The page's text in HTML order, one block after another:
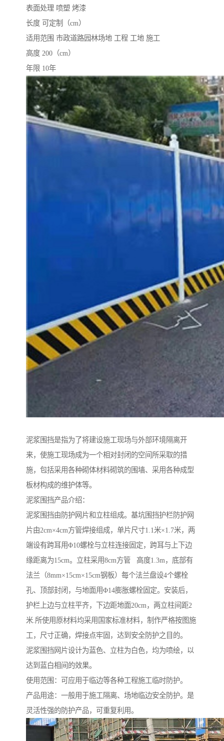
表面处理 喷塑 烤漆
长度 可定制（cm）
适用范围 市政道路园林场地 工程 工地 施工
高度 200（cm）
年限 10年
泥浆围挡是指为了将建设施工现场与外部环境隔离开
来，使施工现场成为一个相对封闭的空间所采取的措
施，包括采用各种砌体材料砌筑的围墙、采用各种成型
板材构成的维护体等。
泥浆围挡产品介绍：
泥浆围挡由防护网片和立柱组成。基坑围挡护栏防护网
片由2cm×4cm方管焊接组成，单片尺寸1.1米×1.7米，两
端设有跨耳用Φ10螺栓与立柱连接固定，跨耳与上下边
缘距离为15cm。立柱采用8cm方管 高度1.3m，底部有
法兰（8mm×15cm×15cm钢板）每个法兰盘设4个螺栓
孔、顶部封闭，与地面用Φ14膨胀螺栓固定。安装后，
护栏上边与立柱平齐，下边距地面20cm，两立柱间距2
米.所使用原材料均采用国家标准材料，制作严格按图施
工，尺寸正确，焊接点牢固，达到安全防护之目的。
泥浆围挡网片设计为蓝色、立柱为白色，均为喷绘，以
达到蓝白相间的效果。
使用范围：可应用于临边等各种工程施工临时防护。
产品用途：一般用于施工隔离、场地临边安全防护。是
灵活性强的防护产品，可重复利用。